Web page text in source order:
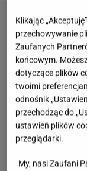
Klikając
przechowywanie
Zaufanych
końcowym.
dotyczące plików
twoimi
odnośnik
przechodząc do
ustawień plików
przeglądarki.
My, nasi Zaufani